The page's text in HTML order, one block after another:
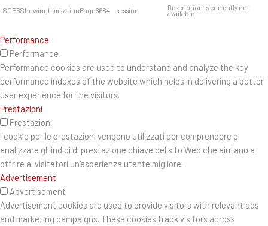
SGPBShowingLimitationPage6684
session Description is currently not
available.
Performance
Performance
Performance cookies are used to understand and analyze the key
performance indexes of the website which helps in delivering a better
user experience for the visitors.
Prestazioni
Prestazioni
I cookie per le prestazioni vengono utilizzati per comprendere e
analizzare gli indici di prestazione chiave del sito Web che aiutano a
offrire ai visitatori un'esperienza utente migliore.
Advertisement
Advertisement
Advertisement cookies are used to provide visitors with relevant ads
and marketing campaigns. These cookies track visitors across